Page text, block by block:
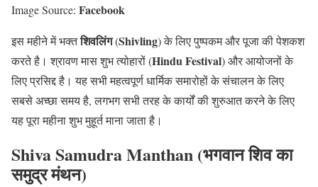
Image Source: Facebook
इस महीने में भक्तशिवलिंग(Shivling) के लिए पुष्पकम और पूजा की पेशकश
करते है। श्रावण मास शुभ त्योहारों (Hindu Festival) और आयोजनों के
लिए प्रसिद्द है। यह सभी महत्वपूर्ण धार्मिक समारोहों के संचालन के लिए
सबसे अच्छा समय है, लगभग सभी तरह के कार्यों की शुरुआत करने के लिए
यह पूरा महीना शुभ मुहूर्त माना जाता है।
Shiva Samudra Manthan (भगवान शिव का
समुद्र मंथन)